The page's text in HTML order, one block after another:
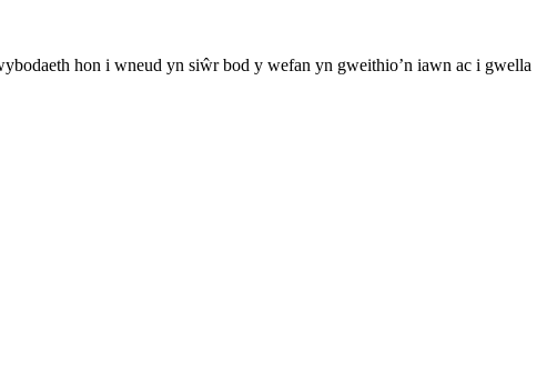
hon i wneud yn siŵr bod y wefan yn gweithio’n iawn ac i gwella